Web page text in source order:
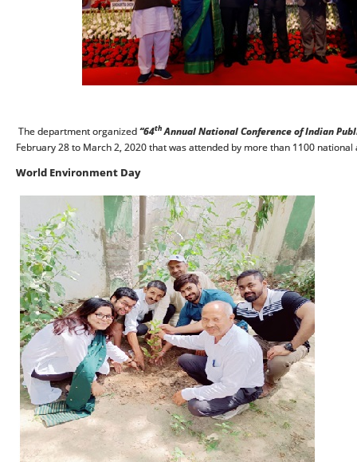
The department organized“64thAnnual National Conference of Indian
February 28 to March 2, 2020 that was attended by more than 1100
World Environment Day